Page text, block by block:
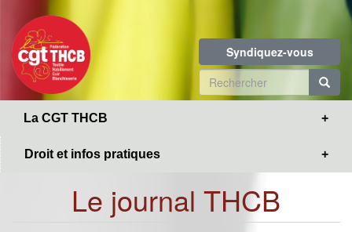
contenu
principal
Syndiquez-vous
Formulaire
de
La CGT THCB
Droit et infos pratiques
Le journal THCB